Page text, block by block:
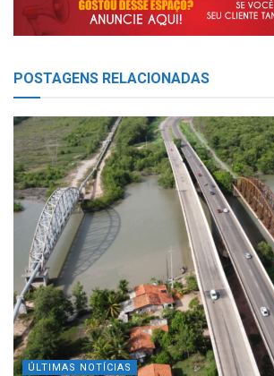
POSTAGENS RELACIONADAS
ÚLTIMAS NOTÍCIAS